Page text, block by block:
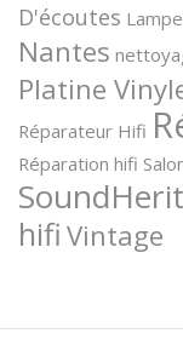
D'écoutes
Nantes
Platine
Réparateur Hifi
Réparation hifi
hifi Vintage